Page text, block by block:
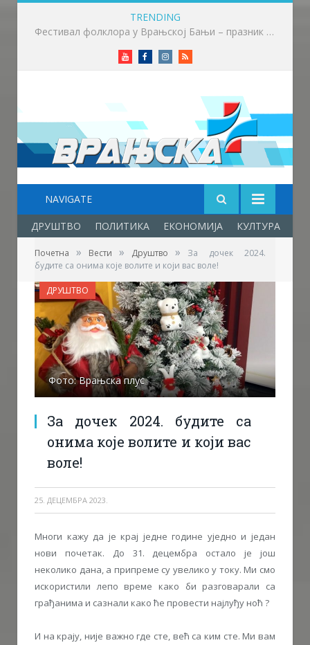
TRENDING
Приређен пријем за учеснике Фестивала фолклора у Врањској Бањи
YoutubeFacebookInstagram
RSS
NAVIGATE
ДРУШТВО ПОЛИТИКА ЕКОНОМИЈА КУЛТУРА
Почетна » Вести » Друштво »
За дочек 2024.
будите са онима које волите и који вас воле!
Фото: Врањска плус
За дочек 2024. будите са
онима које волите и који вас
воле!
25. ДЕЦЕМБРА 2023.
ДРУШТВО
Многи кажу да је крај једне године уједно и један
нови почетак. До 31. децембра остало је још
неколико дана, а припреме су увелико у току. Ми смо
искористили лепо време како би разговарали са
грађанима и сазнали како ће провести најлуђу ноћ ?
И на крају, није важно где сте, већ са ким сте. Ми вам